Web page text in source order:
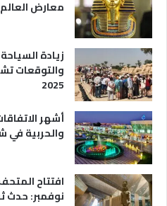
معارض العالم
2025
أشهر
والحربية في
افتتاح
نوفمبر: حدث